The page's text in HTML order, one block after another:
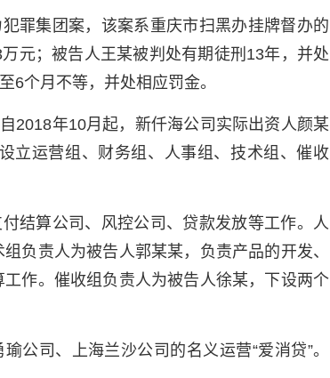
罪集团案，该案系重庆市扫黑办挂牌督办的
元；被告人王某被判处有期徒刑13年，并处
6个月不等，并处相应罚金。
2018年10月起，新仟海公司实际出资人颜某
立运营组、财务组、人事组、技术组、催收
结算公司、风控公司、贷款发放等工作。人
负责人为被告人郭某某，负责产品的开发、
作。催收组负责人为被告人徐某，下设两个
公司、上海兰沙公司的名义运营“爱消贷”。